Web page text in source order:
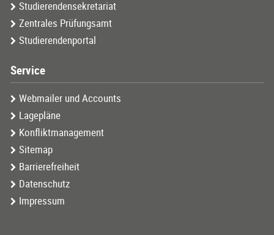
Studierendensekretariat
Zentrales Prüfungsamt
Studierendenportal
Service
Webmailer und Accounts
Lagepläne
Konfliktmanagement
Sitemap
Barrierefreiheit
Datenschutz
Impressum